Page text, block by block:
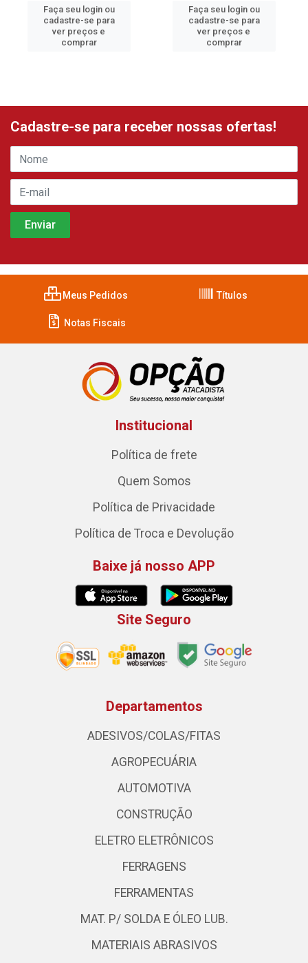
Faça seu login ou
cadastre-se para
ver preços e
comprar
Faça seu login ou
cadastre-se para
ver preços e
comprar
Cadastre-se para receber nossas ofertas!
Meus Pedidos Títulos
Notas Fiscais
Institucional
Política de frete
Quem Somos
Política de Privacidade
Política de Troca e Devolução
Baixe já nosso APP
Site Seguro
Departamentos
ADESIVOS/COLAS/FITAS
AGROPECUÁRIA
AUTOMOTIVA
CONSTRUÇÃO
ELETRO ELETRÔNICOS
FERRAGENS
FERRAMENTAS
MAT. P/ SOLDA E ÓLEO LUB.
MATERIAIS ABRASIVOS